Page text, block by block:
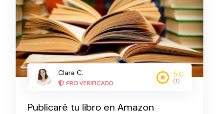
Clara C.
PRO VERIFICADO
5,0
(1)
Publicaré tu libro en Amazon